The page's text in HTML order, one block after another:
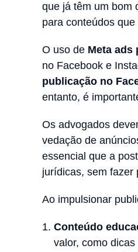
que já têm um bom
para conteúdos
O uso de Meta ads
no Facebook e
publicação no
entanto, é
Os advogados
vedação de
essencial que a
jurídicas, sem fazer
Ao impulsionar
Conteúdo
valor, como